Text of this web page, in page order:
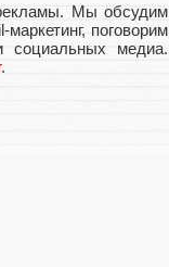
Мы обсудим
поговорим
социальных медиа.
.